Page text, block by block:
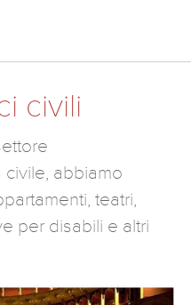
civili
civile, abbiamo
teatri,
per disabili e altri